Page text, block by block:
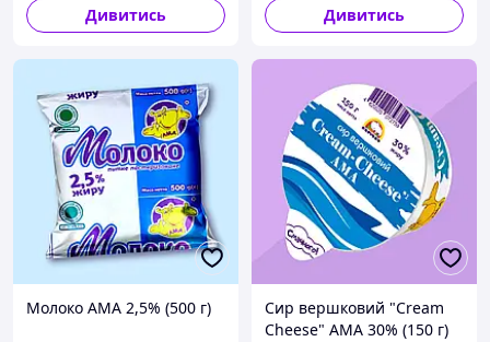
Дивитись Дивитись
Молоко АМА 2,5% (500 г)
Сир вершковий "Cream
Cheese" АМА 30% (150 г)